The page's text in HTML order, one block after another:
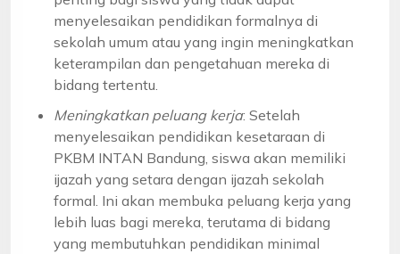
menyelesaikan pendidikan formalnya di
sekolah umum atau yang ingin meningkatkan
keterampilan dan pengetahuan mereka di
bidang tertentu.
Meningkatkan peluang kerja: Setelah
menyelesaikan pendidikan kesetaraan di
PKBM INTAN Bandung, siswa akan memiliki
ijazah yang setara dengan ijazah sekolah
formal. Ini akan membuka peluang kerja yang
lebih luas bagi mereka, terutama di bidang
yang membutuhkan pendidikan minimal